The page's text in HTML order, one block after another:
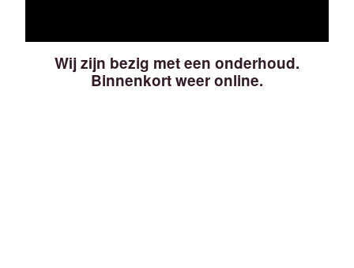
Wij zijn bezig met een onderhoud.
Binnenkort weer online.